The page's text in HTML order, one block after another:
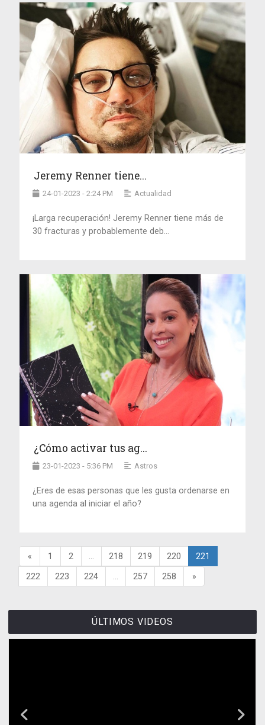
Jeremy Renner tiene...
24-01-2023 - 2:24 PM Actualidad
¡Larga recuperación! Jeremy Renner tiene más de
30 fracturas y probablemente deb...
¿Cómo activar tus ag...
23-01-2023 - 5:36 PM Astros
¿Eres de esas personas que les gusta ordenarse en
una agenda al iniciar el año?
« 1 2 218 219 220 221
222 223 224 257 258 »
ÚLTIMOS VIDEOS